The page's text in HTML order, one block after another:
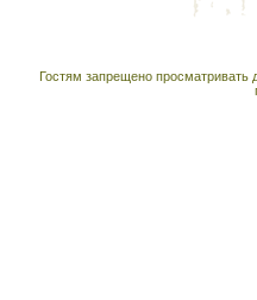
Гостям запрещено просматривать